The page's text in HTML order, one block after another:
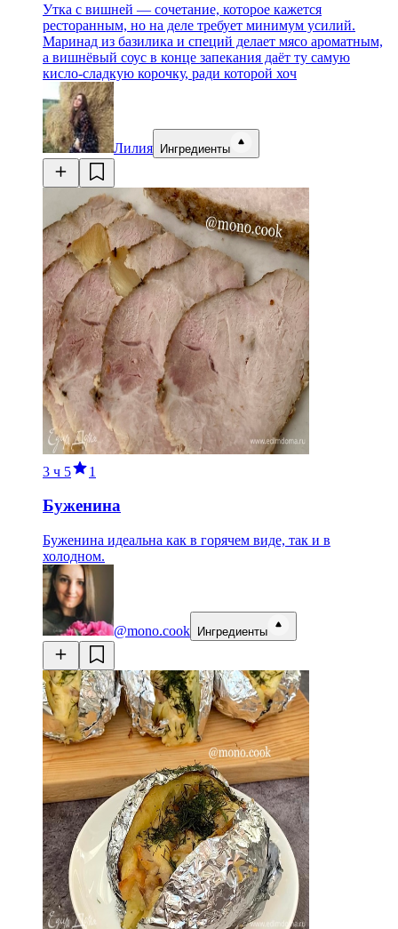
Утка с вишней — сочетание, которое кажется
ресторанным, но на деле требует минимум усилий.
Маринад из базилика и специй делает мясо ароматным,
а вишнёвый соус в конце запекания даёт ту самую
кисло-сладкую корочку, ради которой хоч
Лилия Ингредиенты
3 ч 5 1
Буженина
Буженина идеальна как в горячем виде, так и в
холодном.
@mono.cook Ингредиенты